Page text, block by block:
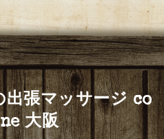
出張マッサージ co
大阪